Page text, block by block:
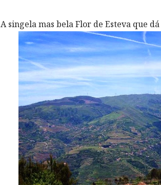
A singela mas bela Flor de Esteva que